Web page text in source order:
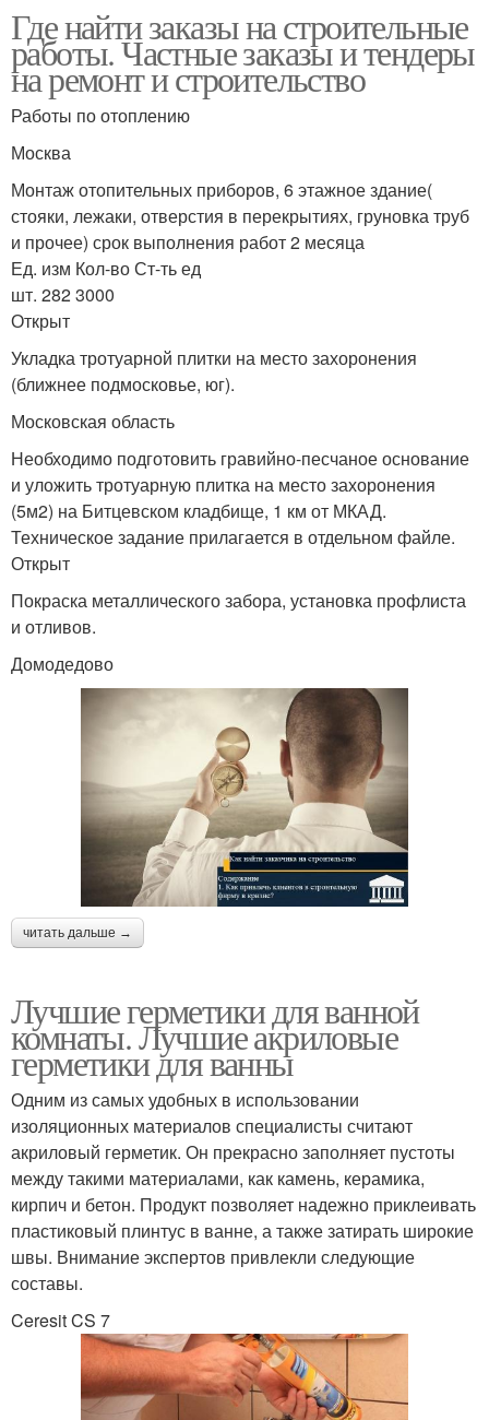
Где найти заказы на строительные
работы. Частные заказы и тендеры
на ремонт и строительство
Работы по отоплению
Москва
Монтаж отопительных приборов, 6 этажное здание(
стояки, лежаки, отверстия в перекрытиях, груновка труб
и прочее) срок выполнения работ 2 месяца
Ед. изм Кол-во Ст-ть ед
шт. 282 3000
Открыт
Укладка тротуарной плитки на место захоронения
(ближнее подмосковье, юг).
Московская область
Необходимо подготовить гравийно-песчаное основание
и уложить тротуарную плитка на место захоронения
(5м2) на Битцевском кладбище, 1 км от МКАД.
Техническое задание прилагается в отдельном файле.
Открыт
Покраска металлического забора, установка профлиста
и отливов.
Домодедово
читать дальше →
Лучшие герметики для ванной
комнаты. Лучшие акриловые
герметики для ванны
Одним из самых удобных в использовании
изоляционных материалов специалисты считают
акриловый герметик. Он прекрасно заполняет пустоты
между такими материалами, как камень, керамика,
кирпич и бетон. Продукт позволяет надежно приклеивать
пластиковый плинтус в ванне, а также затирать широкие
швы. Внимание экспертов привлекли следующие
составы.
Ceresit CS 7